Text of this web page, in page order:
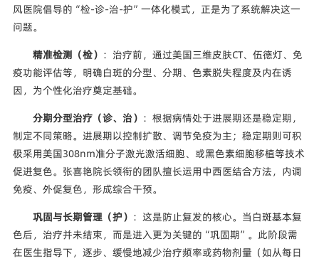
风医院倡导的“检-诊-治-护”一体化模式，正是为了系统解决这一
问题。
精准检测（检） ：治疗前，通过美国三维皮肤CT、伍德灯、免
疫功能评估等，明确白斑的分型、分期、色素脱失程度及内在诱
因，为个性化治疗奠定基础。
分期分型治疗（诊、治） ：根据病情处于进展期还是稳定期，
制定不同策略。进展期以控制扩散、调节免疫为主；稳定期则可积
极采用美国308nm准分子激光激活细胞、或黑色素细胞移植等技术
促进复色。张喜艳院长领衔的团队擅长运用中西医结合方法，内调
免疫、外促复色，形成综合干预。
巩固与长期管理（护） ：这是防止复发的核心。当白斑基本复
色后，治疗并未结束，而是进入更为关键的“巩固期”。此阶段需
在医生指导下，逐步、缓慢地减少治疗频率或药物剂量（如从每日